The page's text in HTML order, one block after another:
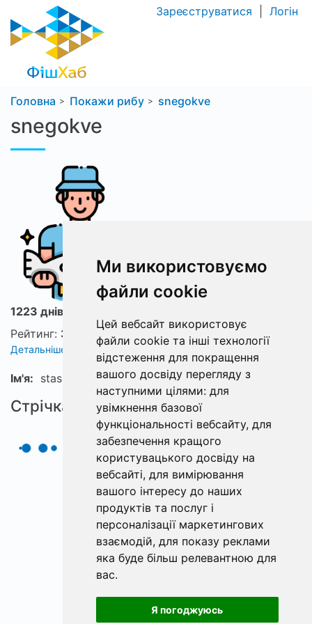
Ми використовуємо
файли cookie
Цей вебсайт використовує
файли cookie та інші технології
відстеження для покращення
вашого досвіду перегляду з
наступними цілями: для
увімкнення базової
функціональності вебсайту, для
забезпечення кращого
користувацького досвіду на
вебсайті, для вимірювання
вашого інтересу до наших
продуктів та послуг і
персоналізації маркетингових
взаємодій, для показу реклами
яка буде більш релевантною для
вас.
Я погоджуюсь
Зареєструватися Логін
Головна Покажи рибу snegokve
snegokve
1223 днів з ФішХаб
Рейтинг: 3
Детальніше про рейтинг
Ім'я: stas
Стрічка